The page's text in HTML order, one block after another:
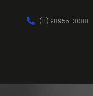
(11) 98955-3088